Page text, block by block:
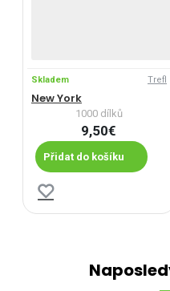
Skladem Trefl
New York
1000 dílků
9,50€
Přidat do košíku